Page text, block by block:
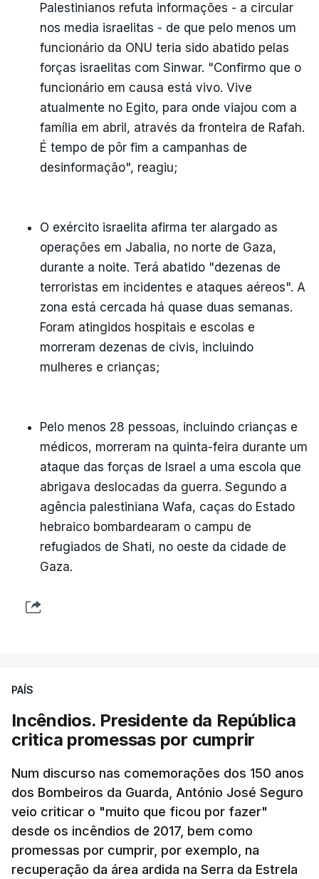
Palestinianos refuta informações - a circular
nos media israelitas - de que pelo menos um
funcionário da ONU teria sido abatido pelas
forças israelitas com Sinwar. "Confirmo que o
funcionário em causa está vivo. Vive
atualmente no Egito, para onde viajou com a
família em abril, através da fronteira de Rafah.
É tempo de pôr fim a campanhas de
desinformação", reagiu;
O exército israelita afirma ter alargado as
operações em Jabalia, no norte de Gaza,
durante a noite. Terá abatido "dezenas de
terroristas em incidentes e ataques aéreos". A
zona está cercada há quase duas semanas.
Foram atingidos hospitais e escolas e
morreram dezenas de civis, incluindo
mulheres e crianças;
Pelo menos 28 pessoas, incluindo crianças e
médicos, morreram na quinta-feira durante um
ataque das forças de Israel a uma escola que
abrigava deslocadas da guerra. Segundo a
agência palestiniana Wafa, caças do Estado
hebraico bombardearam o campu de
refugiados de Shati, no oeste da cidade de
Gaza.
PAÍS
Incêndios. Presidente da República
critica promessas por cumprir
Num discurso nas comemorações dos 150 anos
dos Bombeiros da Guarda, António José Seguro
veio criticar o "muito que ficou por fazer"
desde os incêndios de 2017, bem como
promessas por cumprir, por exemplo, na
recuperação da área ardida na Serra da Estrela